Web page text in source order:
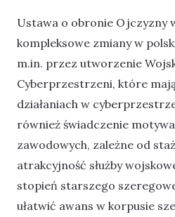
Ustawa o obronie Ojczyzny
kompleksowe zmiany w
m.in. przez utworzenie
Cyberprzestrzeni, które
działaniach w
również świadczenie
zawodowych, zależne od
atrakcyjność służby
stopień starszego
ułatwić awans w korpusie